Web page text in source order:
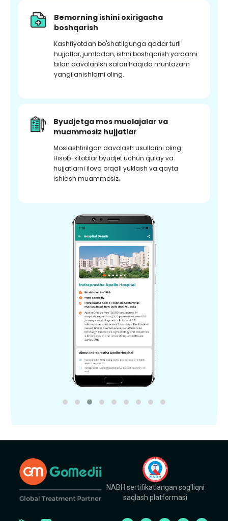
Bemorning ishini oxirigacha
boshqarish
Kashfiyotdan bo'shatilgunga qadar turli
hujjatlar, jumladan, ishni boshqarish yordami
bilan davolanish safari haqida muntazam
yangilanishlarni oling.
Byudjetga mos muolajalar va
muammosiz hujjatlar
Moslashtirilgan davolash usullarini oling.
Hisob-kitoblar byudjet uchun qulay va
hujjatlarni ilova orqali yuklash va qayta
ishlash muammosiz.
NABH sertifikatlangan sog'liqni
saqlash platformasi